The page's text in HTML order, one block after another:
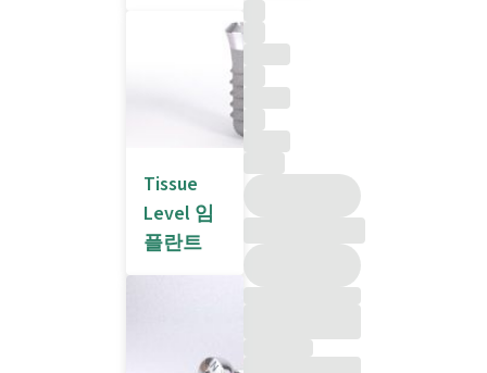
Tissue
Level 임
플란트